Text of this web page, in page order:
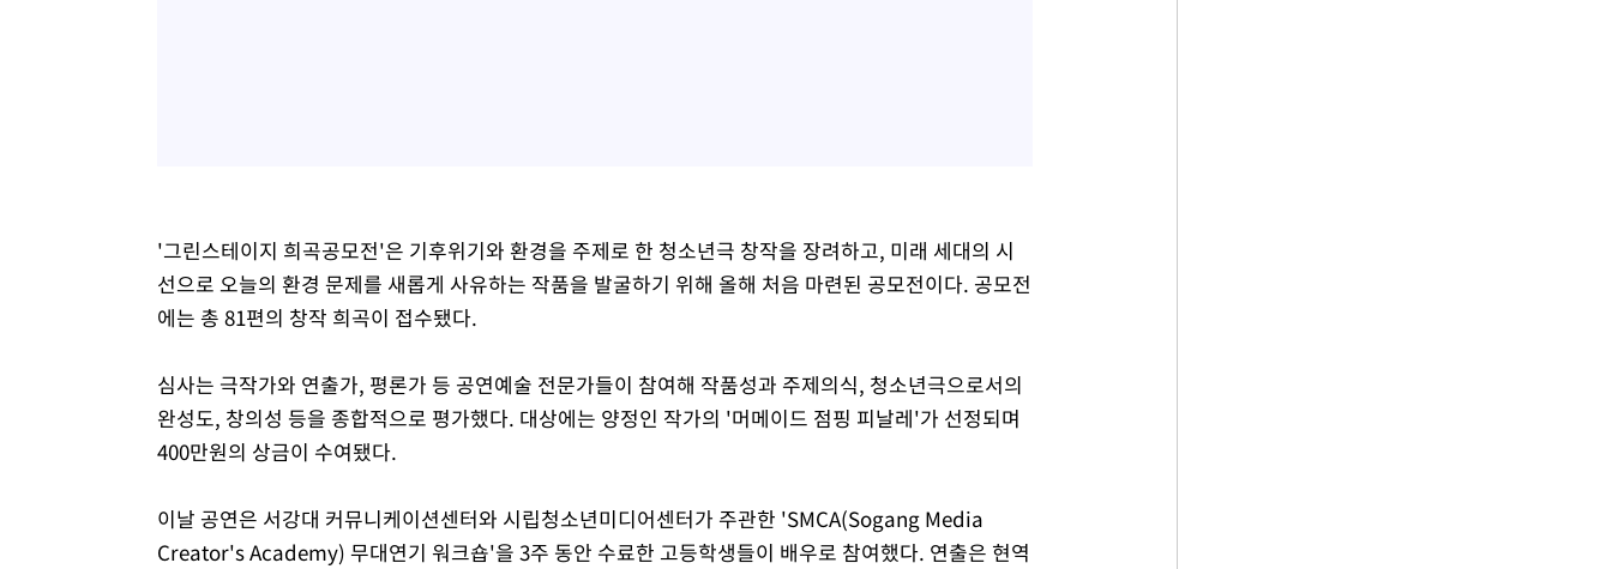
'그린스테이지 희곡공모전'은 기후위기와 환경을 주제로 한 청소년극 창작을 장려하고, 미래 세대의 시
선으로 오늘의 환경 문제를 새롭게 사유하는 작품을 발굴하기 위해 올해 처음 마련된 공모전이다. 공모전
에는 총 81편의 창작 희곡이 접수됐다.
심사는 극작가와 연출가, 평론가 등 공연예술 전문가들이 참여해 작품성과 주제의식, 청소년극으로서의
완성도, 창의성 등을 종합적으로 평가했다. 대상에는 양정인 작가의 '머메이드 점핑 피날레'가 선정되며
400만원의 상금이 수여됐다.
이날 공연은 서강대 커뮤니케이션센터와 시립청소년미디어센터가 주관한 'SMCA(Sogang Media
Creator's Academy) 무대연기 워크숍'을 3주 동안 수료한 고등학생들이 배우로 참여했다. 연출은 현역